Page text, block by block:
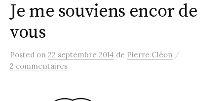
Je me souviens encor de
vous
Posted on 22 septembre 2014 de Pierre Cléon /
2 commentaires